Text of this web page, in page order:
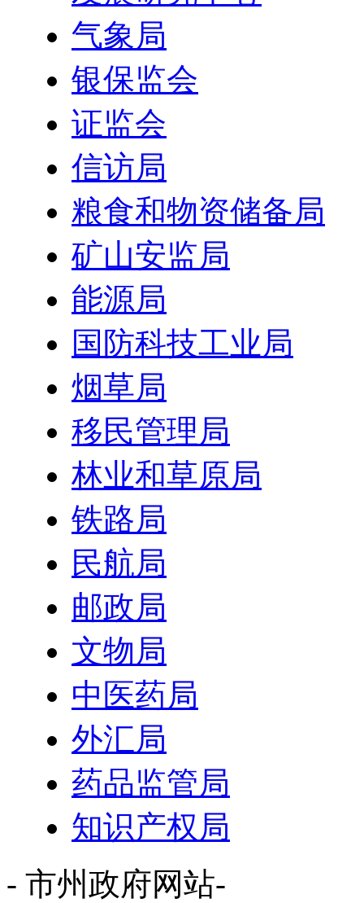
气象局
银保监会
证监会
信访局
粮食和物资储备局
矿山安监局
能源局
国防科技工业局
烟草局
移民管理局
林业和草原局
铁路局
民航局
邮政局
文物局
中医药局
外汇局
药品监管局
知识产权局
- 市州政府网站-